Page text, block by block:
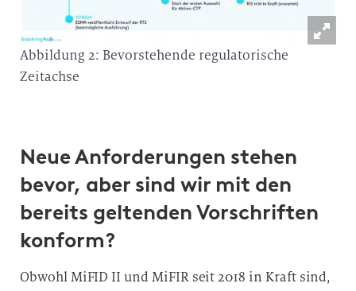
Abbildung 2: Bevorstehende regulatorische
Zeitachse
Neue Anforderungen stehen
bevor, aber sind wir mit den
bereits geltenden Vorschriften
konform?
Obwohl MiFID II und MiFIR seit 2018 in Kraft sind,